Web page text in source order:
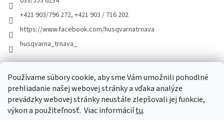
Používame súbory cookie, aby sme Vám umožnili pohodlné
prehliadanie našej webovej stránky a vďaka analýze
prevádzky webovej stránky neustále zlepšovali jej funkcie,
výkon a použiteľnosť. Viac informáciítu.
+421 903/796 272, +421 903 / 716 202
https://www.facebook.com/husqvarnatrnava
husqvarna_trnava_
Facebook